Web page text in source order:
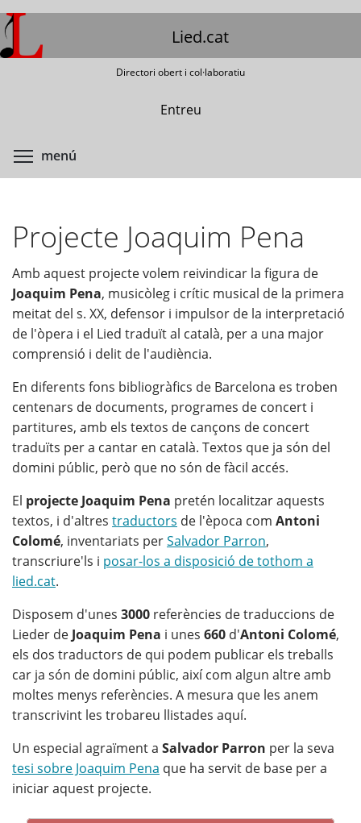
Vés
al
contingut
Lied.cat
Directori obert i col·laboratiu
Entreu
menú
Projecte Joaquim Pena
Amb aquest projecte volem reivindicar la figura de
Joaquim Pena, musicòleg i crític musical de la primera
meitat del s. XX, defensor i impulsor de la interpretació
de l'òpera i el Lied traduït al català, per a una major
comprensió i delit de l'audiència.
En diferents fons bibliogràfics de Barcelona es troben
centenars de documents, programes de concert i
partitures, amb els textos de cançons de concert
traduïts per a cantar en català. Textos que ja són del
domini públic, però que no són de fàcil accés.
El projecte Joaquim Pena pretén localitzar aquests
textos, i d'altres traductors de l'època com Antoni
Colomé, inventariats perSalvador Parron,
transcriure'ls i posar-los a disposició de tothom a
lied.cat.
Disposem d'unes 3000 referències de traduccions de
Lieder de Joaquim Pena i unes 660 d'Antoni Colomé,
els dos traductors de qui podem publicar els treballs
car ja són de domini públic, així com algun altre amb
moltes menys referències. A mesura que les anem
transcrivint les trobareu llistades aquí.
Un especial agraïment a Salvador Parron per la seva
tesi sobre Joaquim Pena que ha servit de base per a
iniciar aquest projecte.